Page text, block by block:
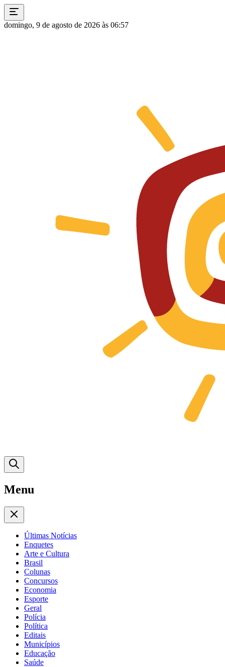
domingo, 9 de agosto de 2026 às 06:57
Menu
Últimas Notícias
Enquetes
Arte e Cultura
Brasil
Colunas
Concursos
Economia
Esporte
Geral
Polícia
Política
Editais
Municípios
Educação
Saúde